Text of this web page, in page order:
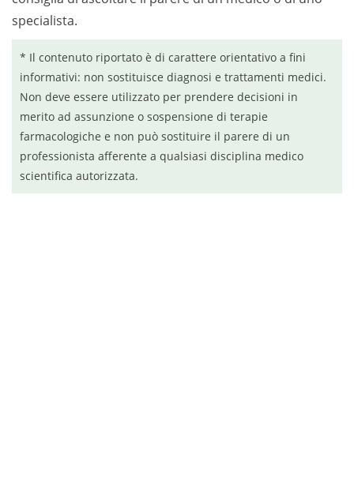
specialista.
* Il contenuto riportato è di carattere orientativo a fini
informativi: non sostituisce diagnosi e trattamenti medici.
Non deve essere utilizzato per prendere decisioni in
merito ad assunzione o sospensione di terapie
farmacologiche e non può sostituire il parere di un
professionista afferente a qualsiasi disciplina medico
scientifica autorizzata.